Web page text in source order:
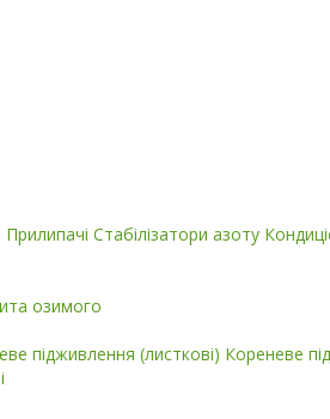
Стабілізатори азоту
озимого
підживлення (листкові) Кореневе